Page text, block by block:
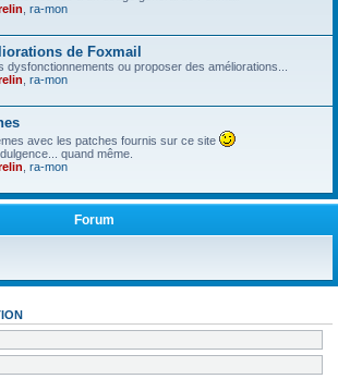
ra-mon
de Foxmail
dysfonctionnements ou proposer des améliorations...
ra-mon
avec les patches fournis sur ce site
quand même.
ra-mon
Forum